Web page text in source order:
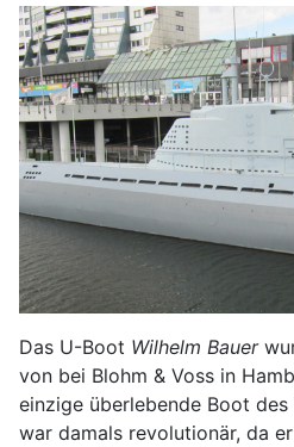
Das U-Boot Wilhelm Bauer
von bei Blohm & Voss in
einzige überlebende Boot des
war damals revolutionär, da